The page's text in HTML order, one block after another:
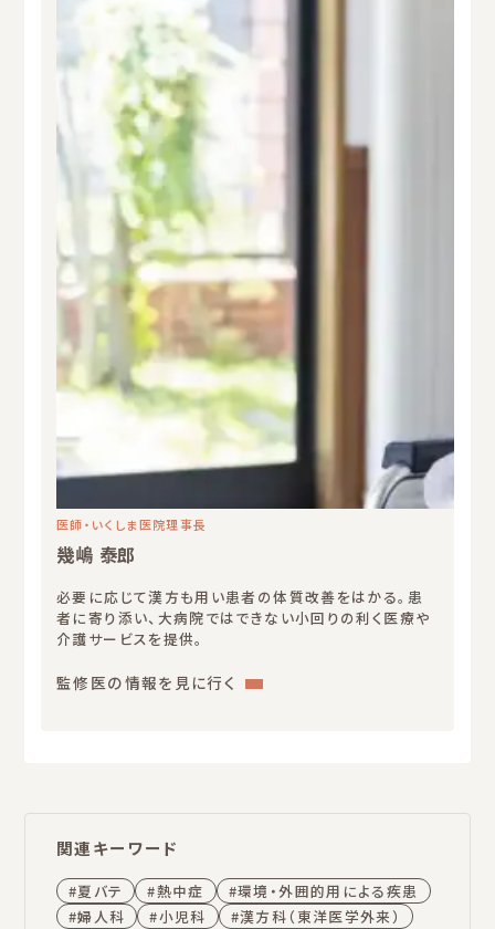
医師・いくしま医院理事長
幾嶋 泰郎
必要に応じて漢方も用い患者の体質改善をはかる。患
者に寄り添い、大病院ではできない小回りの利く医療や
介護サービスを提供。
監修医の情報を見に行く
:
関連キーワード
夏バテ 熱中症
環境・外囲的用による疾患
婦人科
小児科 漢方科（東洋医学外来）